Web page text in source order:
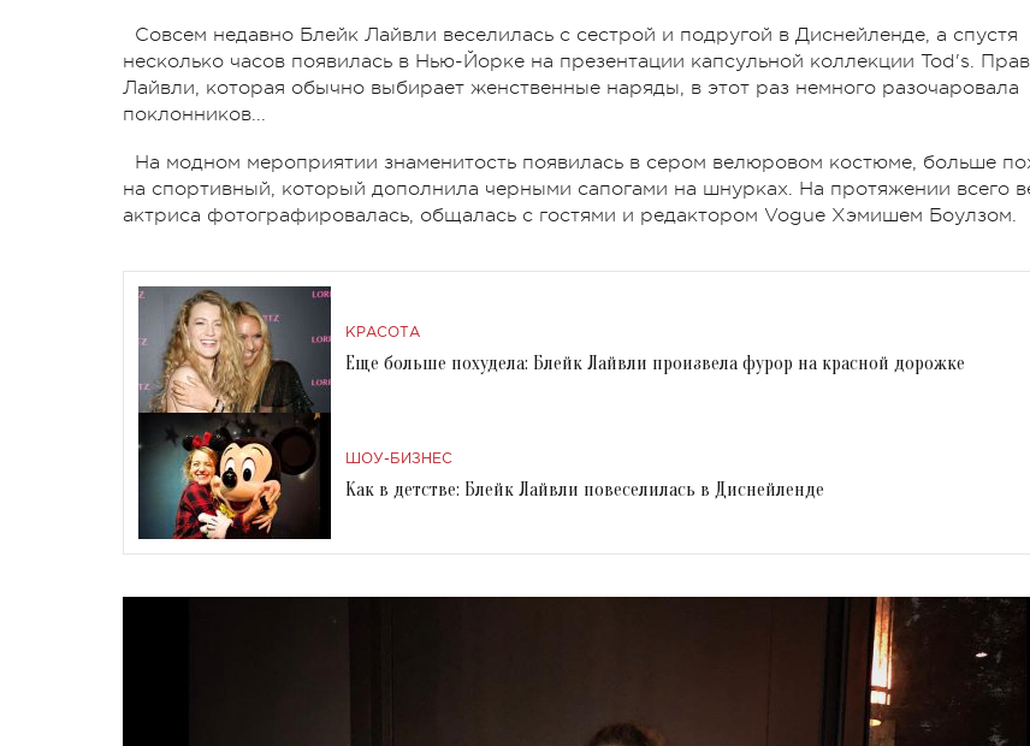
Совсем недавно Блейк Лайвли веселилась с сестрой и подругой в Диснейленде, а спустя
несколько часов появилась в Нью-Йорке на презентации капсульной коллекции Tod's.
Лайвли, которая обычно выбирает женственные наряды, в этот раз немного разочаровала
поклонников...
На модном мероприятии знаменитость появилась в сером велюровом костюме, больше
на спортивный, который дополнила черными сапогами на шнурках. На протяжении всего
актриса фотографировалась, общалась с гостями и редактором Vogue Хэмишем Боулзом.
КРАСОТА
Еще больше похудела: Блейк Лайвли произвела фурор на красной дорожке
ШОУ-БИЗНЕС
Как в детстве: Блейк Лайвли повеселилась в Диснейленде